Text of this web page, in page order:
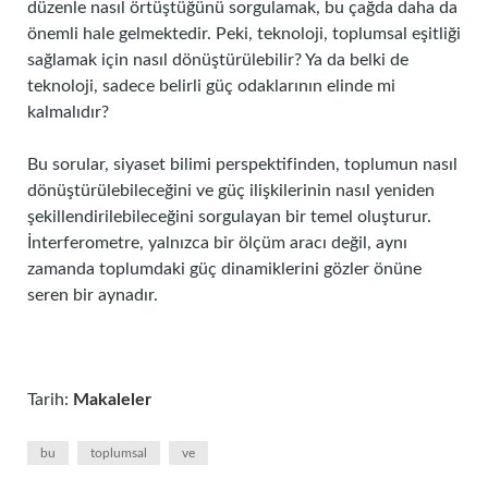
düzenle nasıl örtüştüğünü sorgulamak, bu çağda daha da
önemli hale gelmektedir. Peki, teknoloji, toplumsal eşitliği
sağlamak için nasıl dönüştürülebilir? Ya da belki de
teknoloji, sadece belirli güç odaklarının elinde mi
kalmalıdır?
Bu sorular, siyaset bilimi perspektifinden, toplumun nasıl
dönüştürülebileceğini ve güç ilişkilerinin nasıl yeniden
şekillendirilebileceğini sorgulayan bir temel oluşturur.
İnterferometre, yalnızca bir ölçüm aracı değil, aynı
zamanda toplumdaki güç dinamiklerini gözler önüne
seren bir aynadır.
Tarih: Makaleler
bu toplumsal ve